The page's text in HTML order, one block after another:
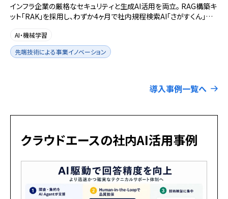
インフラ企業の厳格なセキュリティと生成AI活用を両立。 RAG構築キ
ット「RAK」を採用し、わずか4ヶ月で社内規程検索AI「さがすくん」を
AI・機械学習
先端技術による事業イノベーション
導入事例一覧へ
クラウドエースの社内AI活用事例